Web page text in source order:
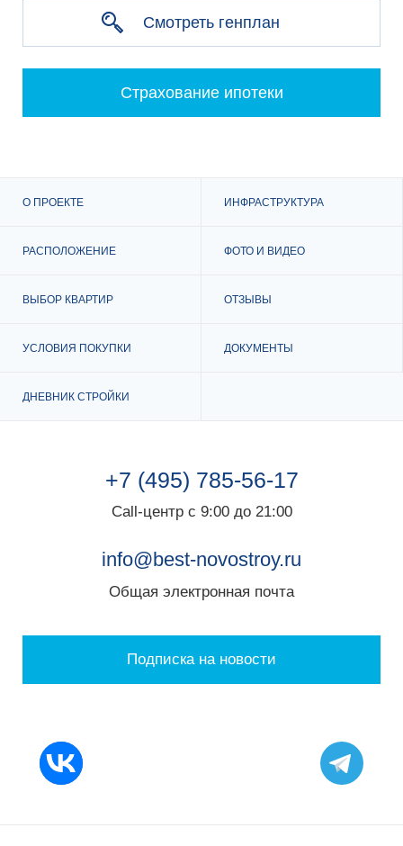
Смотреть генплан
Страхование ипотеки
Корпус 1, этаж 2
326.58 КБ
Корпус 1, этажи 3-15
327.11 КБ
.PDF
.PDF
325.75 КБ
325.33 КБ
Корпус 2, этажи 16-22
323.85 КБ
О ПРОЕКТЕ ИНФРАСТРУКТУРА
РАСПОЛОЖЕНИЕ ФОТО И ВИДЕО
ВЫБОР КВАРТИР ОТЗЫВЫ
УСЛОВИЯ ПОКУПКИ ДОКУМЕНТЫ
ДНЕВНИК СТРОЙКИ
+7 (495) 785-56-17
Call-центр с 9:00 до 21:00
info@best-novostroy.ru
Общая электронная почта
Подписка на новости